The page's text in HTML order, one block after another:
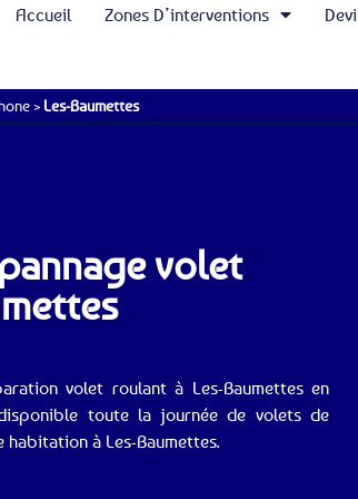
Accueil Zones D’interventions
> Les-Baumettes
volet
volet roulant à Les-Baumettes en
toute la journée de volets de
à Les-Baumettes.